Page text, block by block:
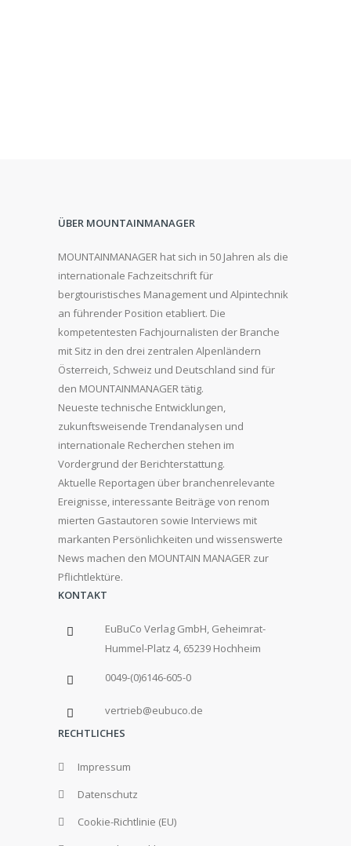
ÜBER MOUNTAINMANAGER
MOUNTAINMANAGER hat sich in 50 Jahren als die
internationale Fachzeitschrift für
bergtouristisches Management und Alpintechnik
an führender Position etabliert. Die
kompetentesten Fachjournalisten der Branche
mit Sitz in den drei zentralen Alpenländern
Österreich, Schweiz und Deutschland sind für
den MOUNTAINMANAGER tätig.
Neueste technische Entwicklungen,
zukunftsweisende Trendanalysen und
internationale Recherchen stehen im
Vordergrund der Berichterstattung.
Aktuelle Reportagen über branchenrelevante
Ereignisse, interessante Beiträge von renom
mierten Gastautoren sowie Interviews mit
markanten Persönlichkeiten und wissenswerte
News machen den MOUNTAIN MANAGER zur
Pflichtlektüre.
KONTAKT
EuBuCo Verlag GmbH, Geheimrat-
Hummel-Platz 4, 65239 Hochheim
0049-(0)6146-605-0
vertrieb@eubuco.de
RECHTLICHES
Impressum
Datenschutz
Cookie-Richtlinie (EU)